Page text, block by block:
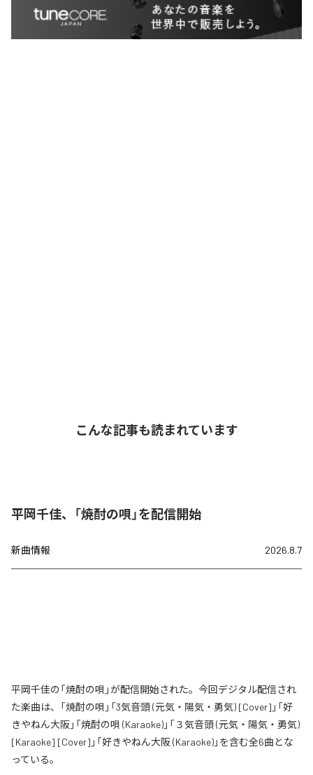
こんな記事も読まれています
平岡千佳、「焼酎の唄」を配信開始
新曲情報 2026.8.7
平岡千佳の「焼酎の唄」が配信開始された。今回デジタル配信され
た楽曲は、「焼酎の唄」「3気音頭 (元気・陽気・勇気) [Cover]」「好
きやねん大阪」「焼酎の唄 (Karaoke)」「３気音頭 (元気・陽気・勇気)
[Karaoke] [Cover]」「好きやねん大阪 (Karaoke)」を含む全6曲とな
っている。